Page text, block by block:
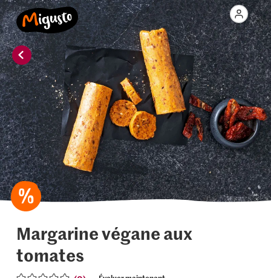
Margarine végane aux
tomates